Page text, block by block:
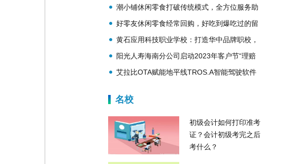
月13-15日就在第12届上海尚品家居展
潮小铺休闲零食打破传统模式，全方位服务助
力商家盈利
好零友休闲零食经常回购，好吃到爆吃过的留
个名
黄石应用科技职业学校：打造华中品牌职校，
护航学子成功梦想
阳光人寿海南分公司启动2023年客户节“理赔
结束 爱心延续”活动
艾拉比OTA赋能地平线TROS.A智能驾驶软件
名校
初级会计如何打印准考
证？会计初级考完之后
考什么？